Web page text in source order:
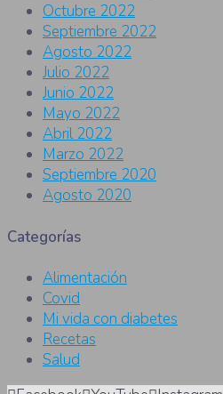
Octubre 2022
Septiembre 2022
Agosto 2022
Julio 2022
Junio 2022
Mayo 2022
Abril 2022
Marzo 2022
Septiembre 2020
Agosto 2020
Categorías
Alimentación
Covid
Mi vida con diabetes
Recetas
Salud